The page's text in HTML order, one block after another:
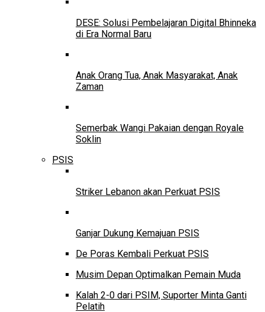
DESE: Solusi Pembelajaran Digital Bhinneka
di Era Normal Baru
Anak Orang Tua, Anak Masyarakat, Anak
Zaman
Semerbak Wangi Pakaian dengan Royale
Soklin
PSIS
Striker Lebanon akan Perkuat PSIS
Ganjar Dukung Kemajuan PSIS
De Poras Kembali Perkuat PSIS
Musim Depan Optimalkan Pemain Muda
Kalah 2-0 dari PSIM, Suporter Minta Ganti
Pelatih